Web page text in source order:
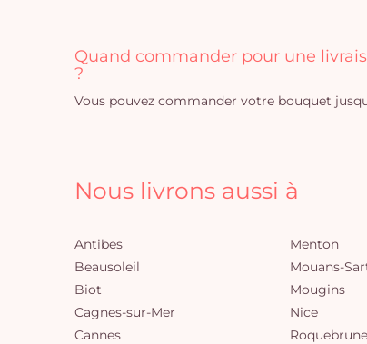
Quand commander pour une
?
Vous pouvez commander votre bouquet
Nous livrons aussi à
Antibes
Beausoleil
Biot
Cagnes-sur-Mer
Cannes
Menton
Mouans-
Mougins
Nice